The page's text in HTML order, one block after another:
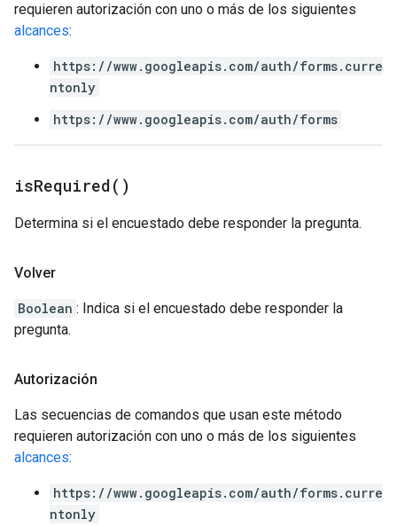
requieren autorización con uno o más de los siguientes
alcances:
https://www.googleapis.com/auth/forms.curre
ntonly
https://www.googleapis.com/auth/forms
isRequired( )
Determina si el encuestado debe responder la pregunta.
Volver
Boolean : Indica si el encuestado debe responder la
pregunta.
Autorización
Las secuencias de comandos que usan este método
requieren autorización con uno o más de los siguientes
alcances:
https://www.googleapis.com/auth/forms.curre
ntonly